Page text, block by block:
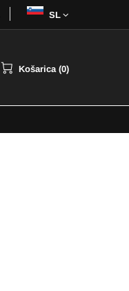
Izberi
Košarica (0)